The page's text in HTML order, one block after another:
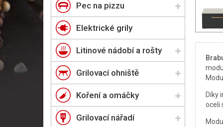
Díky
oceli
Pec na pizzu
Elektrické grily
Litinové nádobí a rošty
Grilovací ohniště
Koření a omáčky
Grilovací nářadí